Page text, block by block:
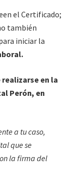
el Certificado;
también
iniciar la
en la
Perón, en
a tu caso,
que se
la firma del